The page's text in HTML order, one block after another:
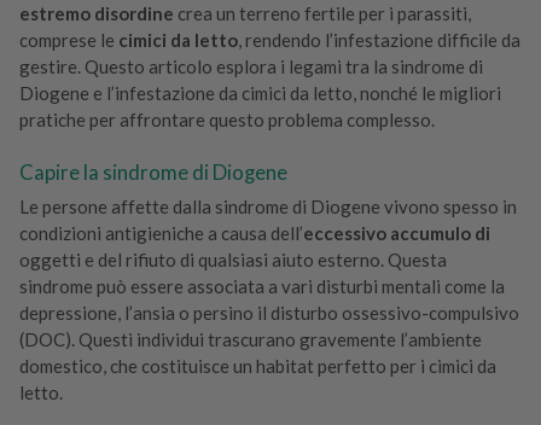
estremo disordine crea un terreno fertile per i parassiti,
comprese le cimici da letto, rendendo l’infestazione difficile da
gestire. Questo articolo esplora i legami tra la sindrome di
Diogene e l’infestazione da cimici da letto, nonché le migliori
pratiche per affrontare questo problema complesso.
Capire la sindrome di Diogene
Le persone affette dalla sindrome di Diogene vivono spesso in
condizioni antigieniche a causa dell’eccessivo accumulo di
oggetti e del rifiuto di qualsiasi aiuto esterno. Questa
sindrome può essere associata a vari disturbi mentali come la
depressione, l’ansia o persino il disturbo ossessivo-compulsivo
(DOC). Questi individui trascurano gravemente l’ambiente
domestico, che costituisce un habitat perfetto per i cimici da
letto.